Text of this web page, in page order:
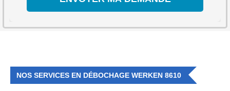
NOS SERVICES EN DÉBOCHAGE WERKEN 8610